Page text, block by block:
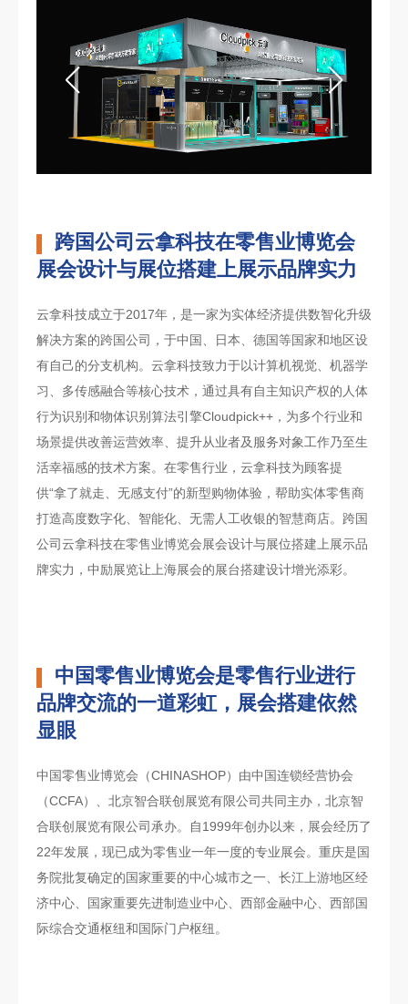
跨国公司云拿科技在零售业博览会
展会设计与展位搭建上展示品牌实力
云拿科技成立于2017年，是一家为实体经济提供数智化升级
解决方案的跨国公司，于中国、日本、德国等国家和地区设
有自己的分支机构。云拿科技致力于以计算机视觉、机器学
习、多传感融合等核心技术，通过具有自主知识产权的人体
行为识别和物体识别算法引擎Cloudpick++，为多个行业和
场景提供改善运营效率、提升从业者及服务对象工作乃至生
活幸福感的技术方案。在零售行业，云拿科技为顾客提
供“拿了就走、无感支付”的新型购物体验，帮助实体零售商
打造高度数字化、智能化、无需人工收银的智慧商店。跨国
公司云拿科技在零售业博览会展会设计与展位搭建上展示品
牌实力，中励展览让上海展会的展台搭建设计增光添彩。
中国零售业博览会是零售行业进行
品牌交流的一道彩虹，展会搭建依然
显眼
中国零售业博览会（CHINASHOP）由中国连锁经营协会
（CCFA）、北京智合联创展览有限公司共同主办，北京智
合联创展览有限公司承办。自1999年创办以来，展会经历了
22年发展，现已成为零售业一年一度的专业展会。重庆是国
务院批复确定的国家重要的中心城市之一、长江上游地区经
济中心、国家重要先进制造业中心、西部金融中心、西部国
际综合交通枢纽和国际门户枢纽。